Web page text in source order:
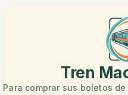
Tren
Para comprar sus boletos